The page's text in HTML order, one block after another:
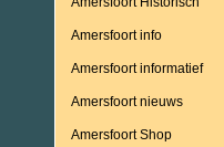
Amersfoort info
Amersfoort informatief
Amersfoort nieuws
Amersfoort Shop